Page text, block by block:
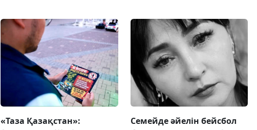
«Таза Қазақстан»:
Семейде әйелін бейсбол